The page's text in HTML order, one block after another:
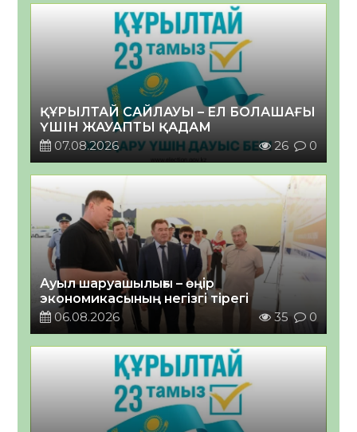
ҚҰРЫЛТАЙ САЙЛАУЫ – ЕЛ БОЛАШАҒЫ
ҮШІН ЖАУАПТЫ ҚАДАМ
07.08.2026
26 0
Ауыл шаруашылығы – өңір
экономикасының негізгі тірегі
06.08.2026
35 0